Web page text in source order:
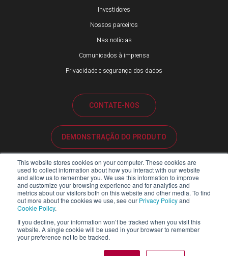
This website stores cookies on your computer. These cookies are
used to collect information about how you interact with our website
and allow us to remember you. We use this information to improve
and customize your browsing experience and for analytics and
metrics about our visitors both on this website and other media. To find
out more about the cookies we use, see our Privacy Policyand
Cookie Policy.
If you decline, your information won’t be tracked when you visit this
website. A single cookie will be used in your browser to remember
your preference not to be tracked.
Investidores
Nossos parceiros
Nas notícias
Comunicados à imprensa
Privacidade e segurança dos dados
CONTATE-NOS
DEMONSTRAÇÃO DO PRODUTO
SUPORTE AO CLIENTE
PORTAL DE PARCEIROS